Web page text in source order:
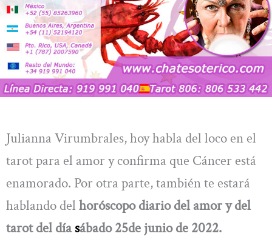
Julianna Virumbrales, hoy habla del loco en el
tarot para el amor y confirma que Cáncer está
enamorado. Por otra parte, también te estará
hablando del horóscopo diario del amor y del
tarot del díasábado 25de junio de 2022.